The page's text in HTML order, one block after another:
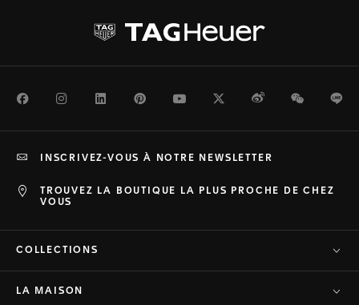
FacebookInstagramLinkedInPinterestYoutubeTwitterWeiboWeChat
TROUVEZ LA BOUTIQUE LA PLUS PROCHE DE CHEZ
VOUS
INSCRIVEZ-VOUS À NOTRE NEWSLETTER
COLLECTIONS
LA MAISON